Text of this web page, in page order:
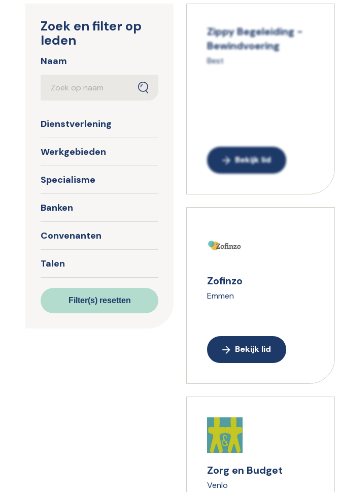
Zoek en filter op
leden
Naam
Naam
Dienstverlening
Werkgebieden
Specialisme
Banken
Convenanten
Talen
Filter(s) resetten
Zippy Begeleiding -
Bewindvoering
Best
Bekijk lid
Zofinzo
Emmen
Bekijk lid
Zorg en Budget
Venlo